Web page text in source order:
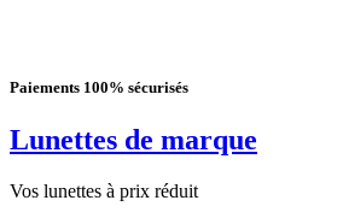
Paiements 100% sécurisés
Lunettes de marque
Vos lunettes à prix réduit